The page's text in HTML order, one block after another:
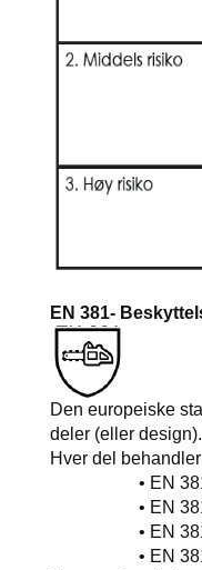
EN 381-
Den europeiske
deler (eller design).
Hver del
• EN 381-5 -
• EN 381-7 -
• EN 381-9 -
• EN 381-11 -